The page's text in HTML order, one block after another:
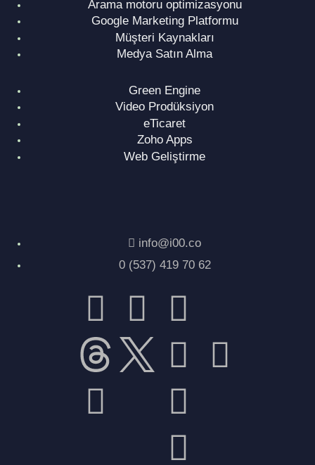
Arama motoru optimizasyonu
Google Marketing Platformu
Müşteri Kaynakları
Medya Satın Alma
Green Engine
Video Prodüksiyon
eTicaret
Zoho Apps
Web Geliştirme
info@i00.co
0 (537) 419 70 62